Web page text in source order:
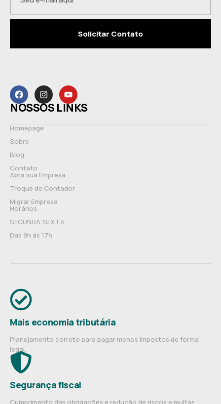
Solicitar Contato
NOSSOS LINKS
Homepage
Sobre
Blog
Contato
Abra sua Empresa
Troque de Contador
Migrar Empresa
Horários
SEGUNDA-SEXTA
Das 9h às 17h
Mais economia tributária
Planejamento correto para pagar menos impostos de forma
legal.
Segurança fiscal
Cumprimento das obrigações e redução de riscos e multas.